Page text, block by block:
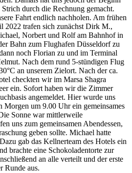
durch die Rechnung gemacht.
Fahrt endlich nachholen. Am frühen
2022 trafen sich zunächst Dirk M.,
Norbert und Rolf am Bahnhof in
Bahn zum Flughafen Düsseldorf zu
noch Florian zu und im Terminal
Nach dem rund 5-stündigen Flug
an unserem Zielort. Nach der ca.
checkten wir im Marsa Shagra
ein. Sofort haben wir die Zimmer
angemeldet. Hier wurde uns
Morgen um 9.00 Uhr ein gemeinsames
Sonne war mittlerweile
uns zum gemeinsamen Abendessen,
geben sollte. Michael hatte
gab das Kellnerteam des Hotels ein
brachte eine Schokoladentorte zur
an alle verteilt und der erste
Runde aus.